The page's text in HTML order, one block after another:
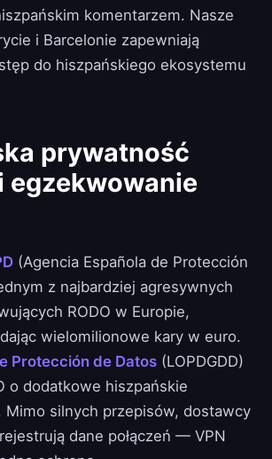
komentarzem. Nasze
i Barcelonie zapewniają
do hiszpańskiego ekosystemu
prywatność
egzekwowanie
(Agencia Española de Protección
z najbardziej agresywnych
RODO w Europie,
wielomilionowe kary w euro.
Protección de Datos (LOPDGDD)
o dodatkowe hiszpańskie
Mimo silnych przepisów, dostawcy
dane połączeń — VPN